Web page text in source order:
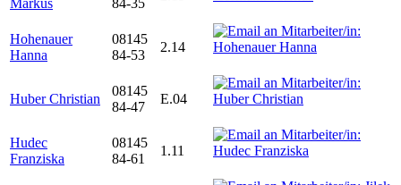
Markus
84-35
Hohenauer
Hanna
08145
84-53
2.14
Huber Christian
08145
84-47
E.04
Hudec
Franziska
08145
84-61
1.11